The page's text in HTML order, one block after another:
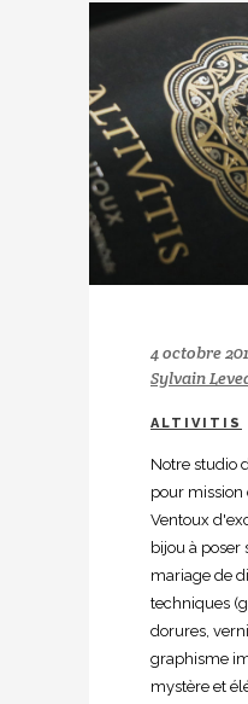
4 octobre
Sylvain
ALTIVITIS
Notre studio
pour mission
Ventoux
bijou à poser
mariage de
techniques
dorures,
graphisme
mystère et